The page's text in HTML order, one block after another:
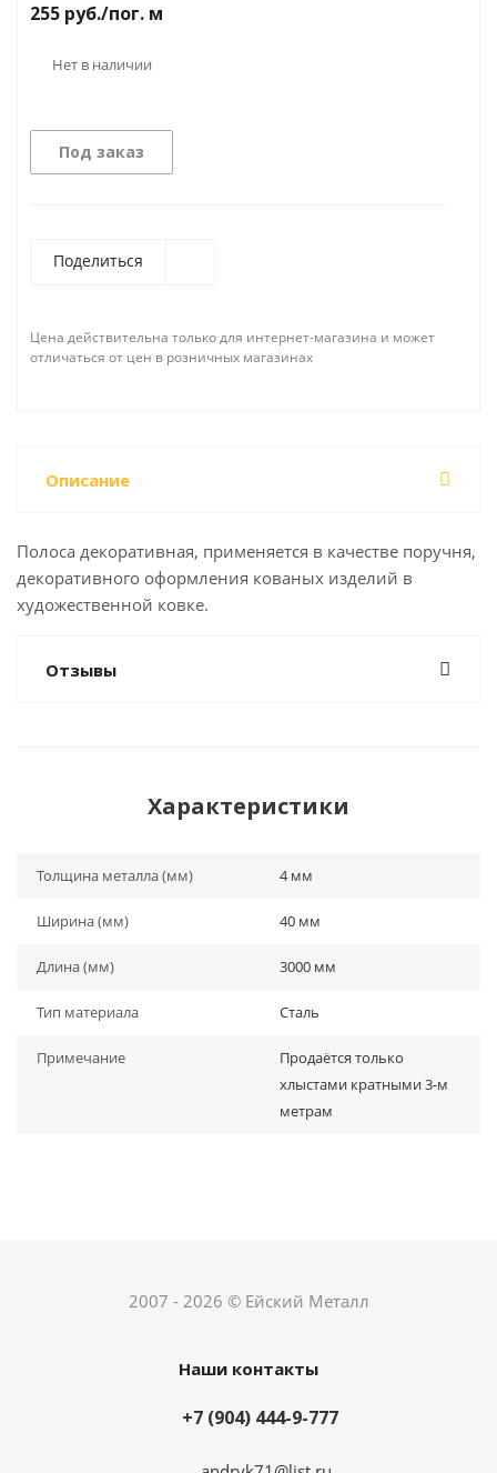
255 руб./пог. м
Нет в наличии
Под заказ
Поделиться
Цена действительна только для интернет-магазина и может
отличаться от цен в розничных магазинах
Описание
Полоса декоративная, применяется в качестве поручня,
декоративного оформления кованых изделий в
художественной ковке.
Отзывы
Характеристики
Толщина металла (мм) 4 мм
Ширина (мм) 40 мм
Длина (мм) 3000 мм
Тип материала Сталь
Примечание
Продаётся только
хлыстами кратными 3-м
метрам
2007 - 2026 © Ейский Металл
Наши контакты
+7 (904) 444-9-777